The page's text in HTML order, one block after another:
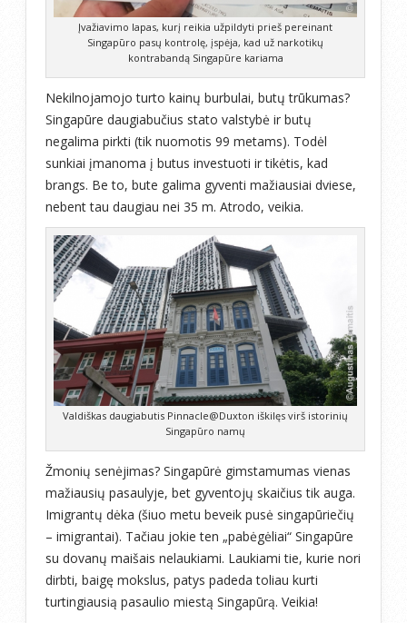
Įvažiavimo lapas, kurį reikia užpildyti prieš pereinant
Singapūro pasų kontrolę, įspėja, kad už narkotikų
kontrabandą Singapūre kariama
Nekilnojamojo turto kainų burbulai, butų trūkumas?
Singapūre daugiabučius stato valstybė ir butų
negalima pirkti (tik nuomotis 99 metams). Todėl
sunkiai įmanoma į butus investuoti ir tikėtis, kad
brangs. Be to, bute galima gyventi mažiausiai dviese,
nebent tau daugiau nei 35 m. Atrodo, veikia.
Valdiškas daugiabutis Pinnacle@Duxton iškilęs virš istorinių
Singapūro namų
Žmonių senėjimas? Singapūrė gimstamumas vienas
mažiausių pasaulyje, bet gyventojų skaičius tik auga.
Imigrantų dėka (šiuo metu beveik pusė singapūriečių
– imigrantai). Tačiau jokie ten „pabėgėliai“ Singapūre
su dovanų maišais nelaukiami. Laukiami tie, kurie nori
dirbti, baigę mokslus, patys padeda toliau kurti
turtingiausią pasaulio miestą Singapūrą. Veikia!